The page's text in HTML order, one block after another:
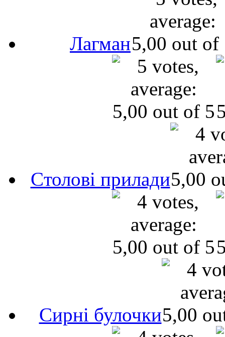
Лагман
Cтолові прилади
Сирні булочки